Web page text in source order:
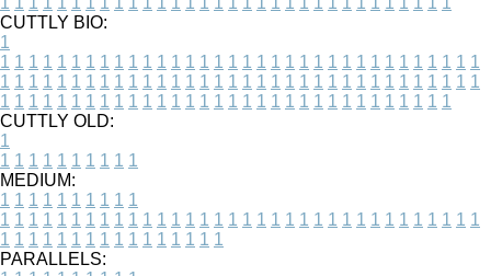
CUTTLY BIO:
1
1 1 1 1 1 1 1 1 1 1 1 1 1 1 1 1 1 1 1 1 1 1 1 1 1 1 1 1 1 1 1 1 1 1
1 1 1 1 1 1 1 1 1 1 1 1 1 1 1 1 1 1 1 1 1 1 1 1 1 1 1 1 1 1 1 1 1 1
1 1 1 1 1 1 1 1 1 1 1 1 1 1 1 1 1 1 1 1 1 1 1 1 1 1 1 1 1 1 1 1
CUTTLY OLD:
1
1 1 1 1 1 1 1 1 1 1
MEDIUM:
1 1 1 1 1 1 1 1 1 1
1 1 1 1 1 1 1 1 1 1 1 1 1 1 1 1 1 1 1 1 1 1 1 1 1 1 1 1 1 1 1 1 1 1
1 1 1 1 1 1 1 1 1 1 1 1 1 1 1 1
PARALLELS: